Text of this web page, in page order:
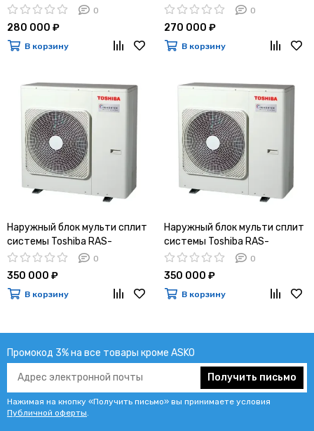
4M27G3AVG-E
0
280 000 ₽
В корзину
4M27U2AVG-E
0
270 000 ₽
В корзину
Наружный блок мульти сплит
системы Toshiba RAS-
5M34G3AVG-E
0
350 000 ₽
В корзину
Наружный блок мульти сплит
системы Toshiba RAS-
5M34U2AVG-E
0
350 000 ₽
В корзину
Промокод 3% на все товары кроме ASKO
Получить письмо
Нажимая на кнопку «Получить письмо» вы принимаете условия
Публичной оферты